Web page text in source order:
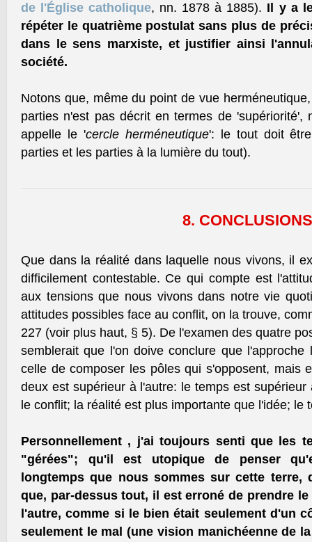
de l'Église catholique, nn. 1878 à 1885). Il y a
répéter le quatrième postulat sans plus de
dans le sens marxiste, et justifier ainsi
société.
Notons que, même du point de vue
parties n'est pas décrit en termes de 'supériorité',
appelle le 'cercle herméneutique': le tout doit
parties et les parties à la lumière du tout).
8. CONCLUSIONS
Que dans la réalité dans laquelle nous vivons, il
difficilement contestable. Ce qui compte est
aux tensions que nous vivons dans notre vie
attitudes possibles face au conflit, on la trouve,
227 (voir plus haut, § 5). De l'examen des quatre
semblerait que l'on doive conclure que
celle de composer les pôles qui s'opposent, mais
deux est supérieur à l'autre: le temps est
le conflit; la réalité est plus importante que l'idée; le
Personnellement , j'ai toujours senti que les
"gérées"; qu'il est utopique de penser
longtemps que nous sommes sur cette terre,
que, par-dessus tout, il est erroné de prendre
l'autre, comme si le bien était seulement d'un
seulement le mal (une vision manichéenne de